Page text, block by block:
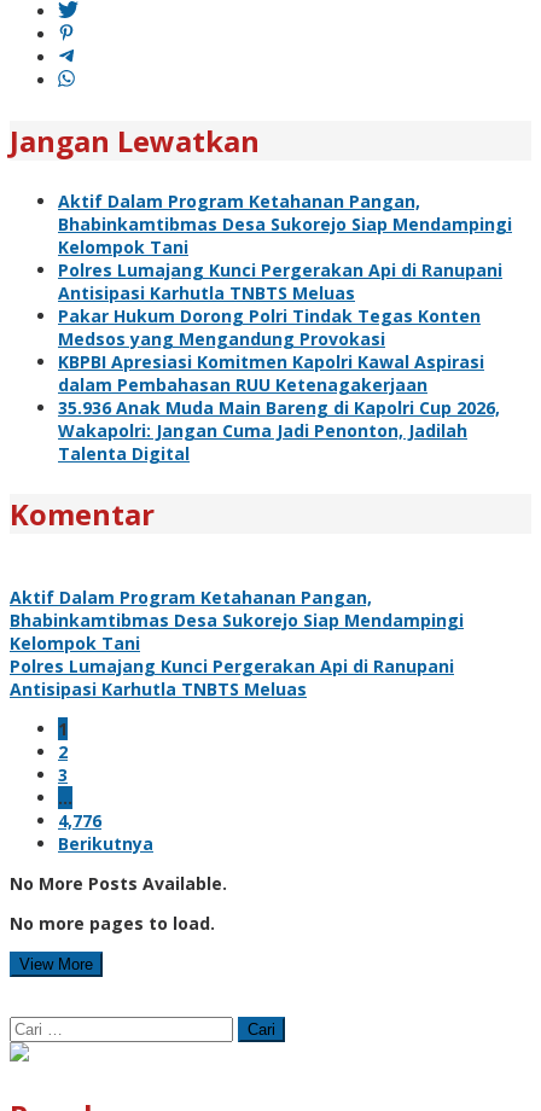
Jangan Lewatkan
Aktif Dalam Program Ketahanan Pangan,
Bhabinkamtibmas Desa Sukorejo Siap Mendampingi
Kelompok Tani
Polres Lumajang Kunci Pergerakan Api di Ranupani
Antisipasi Karhutla TNBTS Meluas
Pakar Hukum Dorong Polri Tindak Tegas Konten
Medsos yang Mengandung Provokasi
KBPBI Apresiasi Komitmen Kapolri Kawal Aspirasi
dalam Pembahasan RUU Ketenagakerjaan
35.936 Anak Muda Main Bareng di Kapolri Cup 2026,
Wakapolri: Jangan Cuma Jadi Penonton, Jadilah
Talenta Digital
Komentar
Aktif Dalam Program Ketahanan Pangan,
Bhabinkamtibmas Desa Sukorejo Siap Mendampingi
Kelompok Tani
Polres Lumajang Kunci Pergerakan Api di Ranupani
Antisipasi Karhutla TNBTS Meluas
1
2
3
…
4,776
Berikutnya
No More Posts Available.
No more pages to load.
View More
Cari
untuk: